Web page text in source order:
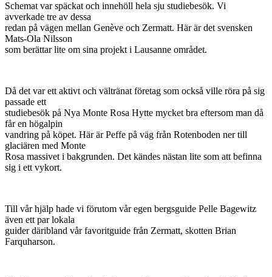
Schemat var späckat och innehöll hela sju studiebesök. Vi
avverkade tre av dessa
redan på vägen mellan Genève och Zermatt. Här är det svensken
Mats-Ola Nilsson
som berättar lite om sina projekt i Lausanne området.
Då det var ett aktivt och vältränat företag som också ville röra på sig
passade ett
studiebesök på Nya Monte Rosa Hytte mycket bra eftersom man då
får en högalpin
vandring på köpet. Här är Peffe på väg från Rotenboden ner till
glaciären med Monte
Rosa massivet i bakgrunden. Det kändes nästan lite som att befinna
sig i ett vykort.
Till vår hjälp hade vi förutom vår egen bergsguide Pelle Bagewitz
även ett par lokala
guider däribland vår favoritguide från Zermatt, skotten Brian
Farquharson.